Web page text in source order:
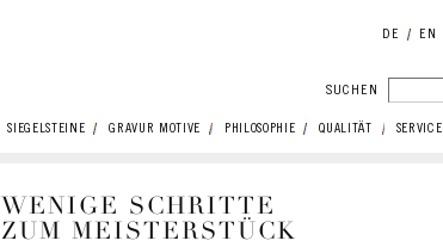
DE EN
SUCHEN
SIEGELSTEINE GRAVUR MOTIVE PHILOSOPHIE QUALITÄT SERVICE
WENIGE SCHRITTE
ZUM MEISTERSTÜCK